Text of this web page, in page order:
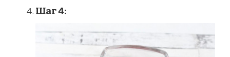
Шаг 4: